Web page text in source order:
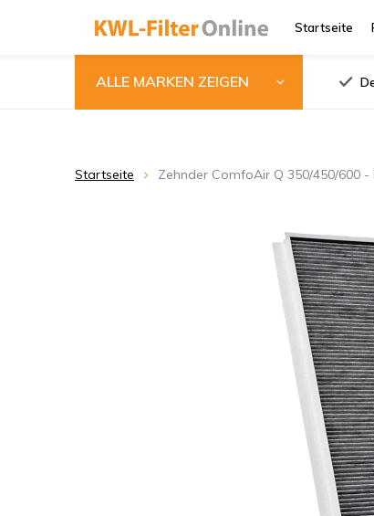
Startseite
ALLE MARKEN ZEIGEN
Startseite Zehnder ComfoAir Q 350/450/600 -